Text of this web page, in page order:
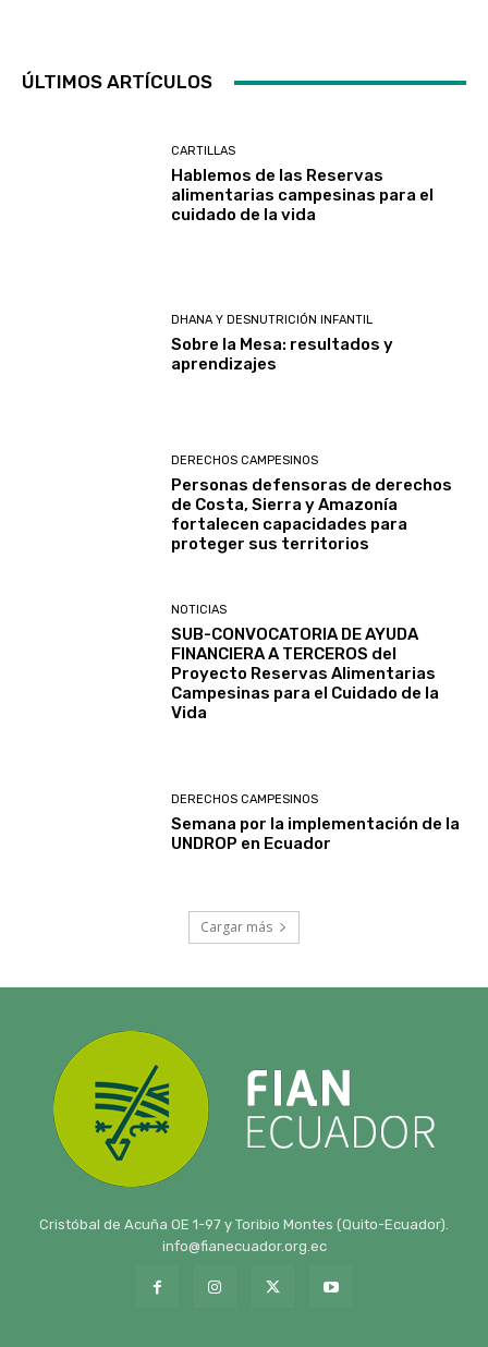
Cristóbal de Acuña OE 1-97 y Toribio Montes (Quito-Ecuador).
info@fianecuador.org.ec